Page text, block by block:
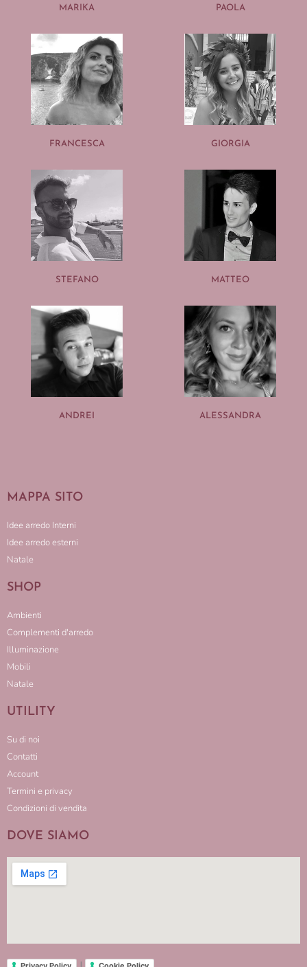
MARIKA PAOLA
FRANCESCA GIORGIA
STEFANO MATTEO
ANDREI ALESSANDRA
MAPPA SITO
Idee arredo Interni
Idee arredo esterni
Natale
SHOP
Ambienti
Complementi d'arredo
Illuminazione
Mobili
Natale
UTILITY
Su di noi
Contatti
Account
Termini e privacy
Condizioni di vendita
DOVE SIAMO